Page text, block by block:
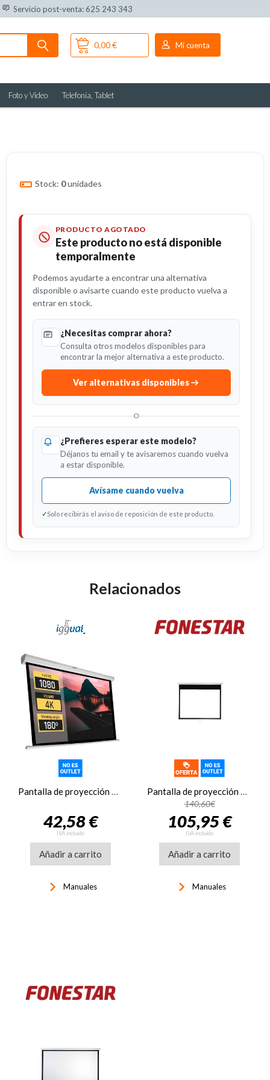
Servicio post-venta: 625 243 343
0,00 € Mi cuenta
Foto y Vídeo Telefonía, Tablet
Stock: 0unidades
PRODUCTO AGOTADO
Este producto no está disponible
temporalmente
Podemos ayudarte a encontrar una alternativa
disponible o avisarte cuando este producto vuelva a
entrar en stock.
¿Necesitas comprar ahora?
Consulta otros modelos disponibles para
encontrar la mejor alternativa a este producto.
Ver alternativas disponibles
O
¿Prefieres esperar este modelo?
Déjanos tu email y te avisaremos cuando vuelva
a estar disponible.
Avísame cuando vuelva
✓Solo recibirás el aviso de reposición de este producto.
Relacionados
Pantalla de proyección manual Iggual, 4:3, 112 pulgadas, 200 x 200 cm
42,58 €
IVA incluido
Añadir a carrito
keyboard_arrow_right Manuales
Pantalla de proyección manual 4:3 Fonestar PPMA-43100-FA
140,60€
105,95 €
IVA incluido
Añadir a carrito
keyboard_arrow_right Manuales